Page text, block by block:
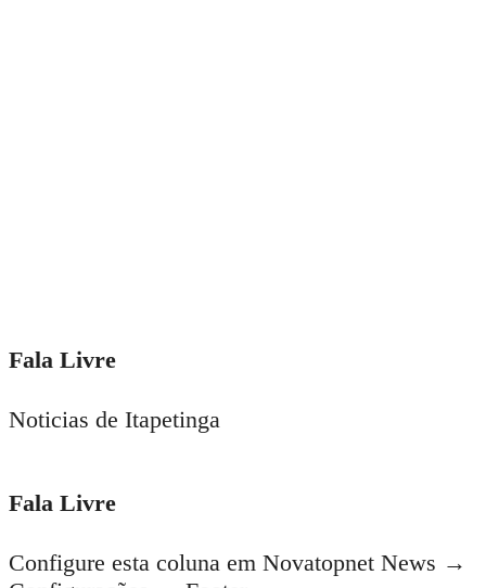
Fala Livre
Noticias de Itapetinga
Fala Livre
Configure esta coluna em Novatopnet News →